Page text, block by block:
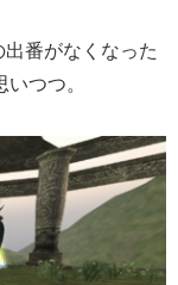
番がなくなった
つつ。